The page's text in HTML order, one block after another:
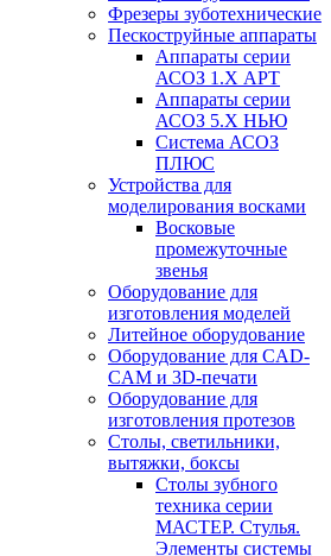
Фрезеры зуботехнические
Пескоструйные аппараты
Аппараты серии
АСОЗ 1.Х АРТ
Аппараты серии
АСОЗ 5.Х НЬЮ
Система АСОЗ
ПЛЮС
Устройства для
моделирования восками
Восковые
промежуточные
звенья
Оборудование для
изготовления моделей
Литейное оборудование
Оборудование для CAD-
CAM и 3D-печати
Оборудование для
изготовления протезов
Cтолы, светильники,
вытяжки, боксы
Столы зубного
техника серии
МАСТЕР. Стулья.
Элементы системы